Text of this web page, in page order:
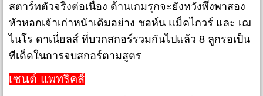
สตาร์ทตัวจริงต่อเนื่อง ด้านเกมรุกจะยังหวังพึ่งพาสอง
หัวหอกเจ้าเก่าหน้าเดิมอย่าง ชอห์น แม็คไกวร์ และ เฌ
ไนโร ดาเนี่ยลส์ ที่บวกสกอร์รวมกันไปแล้ว 8 ลูกรอเป็น
ทีเด็ดในการจบสกอร์ตามสูตร
เซนต์ แพทริคส์